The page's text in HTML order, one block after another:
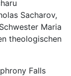
Sacharov,
Maria
theologischen
Falls